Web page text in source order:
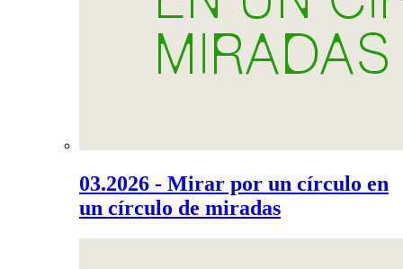
03.2026 - Mirar por un círculo en
un círculo de miradas